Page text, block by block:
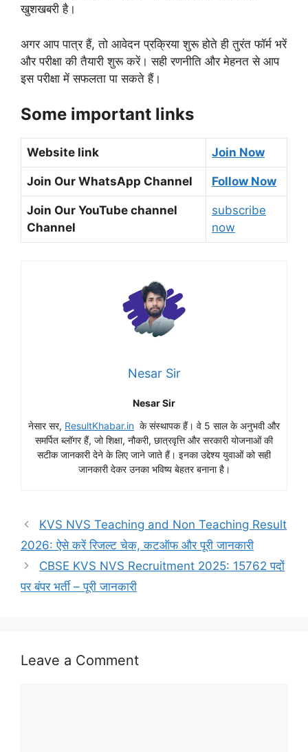
खुशखबरी है।
अगर आप पात्र हैं, तो आवेदन प्रक्रिया शुरू होते ही तुरंत फॉर्म भरें
और परीक्षा की तैयारी शुरू करें। सही रणनीति और मेहनत से आप
इस परीक्षा में सफलता पा सकते हैं।
Some important links
Website link Join Now
Join Our WhatsApp Channel Follow Now
Join Our YouTube channel
Channel
subscribe
now
Nesar Sir
Nesar Sir
नेसार सर, ResultKhabar.in के संस्थापक हैं। वे 5 साल के अनुभवी और
समर्पित ब्लॉगर हैं, जो शिक्षा, नौकरी, छात्रवृत्ति और सरकारी योजनाओं की
सटीक जानकारी देने के लिए जाने जाते हैं। इनका उद्देश्य युवाओं को सही
जानकारी देकर उनका भविष्य बेहतर बनाना है।
KVS NVS Teaching and Non Teaching Result
2026: ऐसे करें रिजल्ट चेक, कटऑफ और पूरी जानकारी
CBSE KVS NVS Recruitment 2025: 15762 पदों
पर बंपर भर्ती – पूरी जानकारी
Leave a Comment